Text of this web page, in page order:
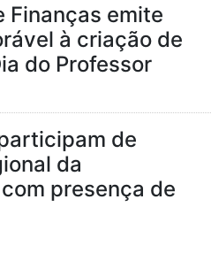
Finanças emite
à criação de
do Professor
de
da
presença de